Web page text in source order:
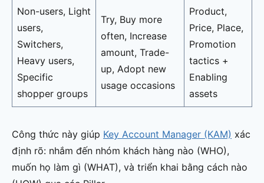
Non-users, Light
users,
Switchers,
Heavy users,
Specific
shopper groups
Try, Buy more
often, Increase
amount, Trade-
up, Adopt new
usage occasions
Product,
Price, Place,
Promotion
tactics +
Enabling
assets
Công thức này giúp Key Account Manager (KAM) xác
định rõ: nhắm đến nhóm khách hàng nào (WHO),
muốn họ làm gì (WHAT), và triển khai bằng cách nào